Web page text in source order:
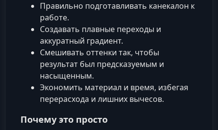
Правильно подготавливать канекалон к
работе.
Создавать плавные переходы и
аккуратный градиент.
Смешивать оттенки так, чтобы
результат был предсказуемым и
насыщенным.
Экономить материал и время, избегая
перерасхода и лишних вычесов.
Почему это просто